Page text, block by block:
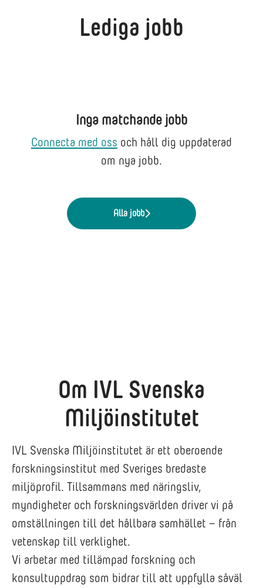
Lediga jobb
Inga matchande jobb
Connecta med oss och håll dig uppdaterad
om nya jobb.
Alla jobb
Om IVL Svenska
Miljöinstitutet
IVL Svenska Miljöinstitutet är ett oberoende
forskningsinstitut med Sveriges bredaste
miljöprofil. Tillsammans med näringsliv,
myndigheter och forskningsvärlden driver vi på
omställningen till det hållbara samhället – från
vetenskap till verklighet.
Vi arbetar med tillämpad forskning och
konsultuppdrag som bidrar till att uppfylla såväl